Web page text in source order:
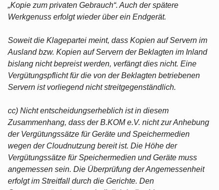
„Kopie zum privaten Gebrauch“. Auch der spätere
Werkgenuss erfolgt wieder über ein Endgerät.
Soweit die Klagepartei meint, dass Kopien auf Servern im
Ausland bzw. Kopien auf Servern der Beklagten im Inland
bislang nicht bepreist werden, verfängt dies nicht. Eine
Vergütungspflicht für die von der Beklagten betriebenen
Servern ist vorliegend nicht streitgegenständlich.
cc) Nicht entscheidungserheblich ist in diesem
Zusammenhang, dass der B.KOM e.V. nicht zur Anhebung
der Vergütungssätze für Geräte und Speichermedien
wegen der Cloudnutzung bereit ist. Die Höhe der
Vergütungssätze für Speichermedien und Geräte muss
angemessen sein. Die Überprüfung der Angemessenheit
erfolgt im Streitfall durch die Gerichte. Den